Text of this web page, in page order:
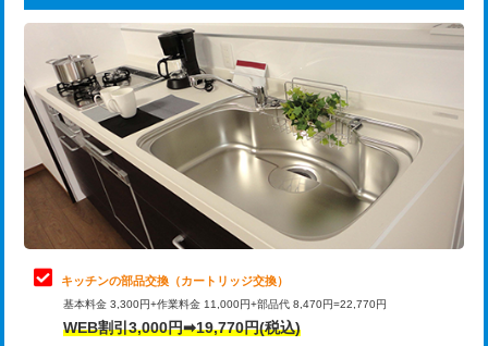
給水管工事※（バンド止め) 3,300円
給水管工事※（支持金具設置) 5,500円
給水管工事※（保温材使用（バンド止
め込み）)
5,500円
給水管工事※（土の掘削・埋め戻し作
11,000円
給水管工事※（塩ビ管（VP・HI）使
用/3ｍまで)
給水管工事※（塩ビ管（VP・HI）使
追加トーラー機使用/3m超え +3,300円
カメラ調査 33,000円
桝清掃 8,800円
止水・漏水調査・防水処理・清掃・修
理・調整・分解・加工など（軽作業）
11,000円
止水・漏水調査・防水処理・清掃・修
理・調整・分解・加工など（中作業）
22,000円
止水・漏水調査・防水処理・清掃・修
理・調整・分解・加工など（重作業）
33,000円
キッチンの部品交換（カートリッジ交換）
基本料金 3,300円+作業料金 11,000円+部品代 8,470円=22,770円
WEB割引3,000円➡19,770円(税込)